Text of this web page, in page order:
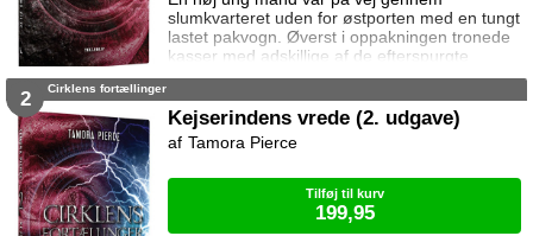
slumkvarteret uden for østporten med en tungt
lastet pakvogn. Øverst i oppakningen tronede
kasser med adskillige af de efterspurgte
miniaturetræer. Trisana snappede efter vejret
adskillelse glæder Sandrilene sig meget til at
gense sine fostersøskende, men intet er ved
det gamle. Torn, Trisana og Daja har lukket af
2 Cirklens fortællinger
Kejserindens vrede (2. udgave)
Tamora Pierce
Tilføj til kurv
199,95